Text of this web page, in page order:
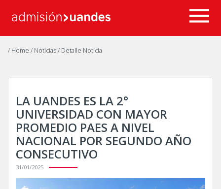
/ Home / Noticias/ Detalle Noticia
LA UANDES ES LA 2°
UNIVERSIDAD CON MAYOR
PROMEDIO PAES A NIVEL
NACIONAL POR SEGUNDO AÑO
CONSECUTIVO
31/01/2025